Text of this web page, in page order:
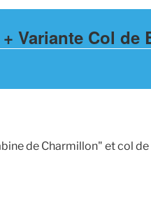
Variante Col de
de Charmillon" et col